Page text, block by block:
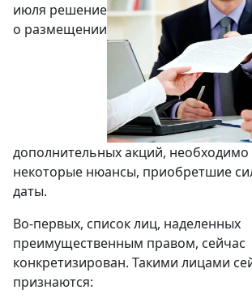
июля решение
о размещении
дополнительных акций, необходимо
некоторые нюансы, приобретшие
даты.
Во-первых, список лиц, наделенных
преимущественным правом, сейчас
конкретизирован. Такими лицами
признаются: